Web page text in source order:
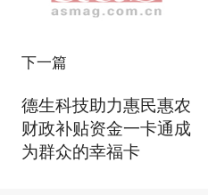
下一篇
德生科技助力惠民惠农
财政补贴资金一卡通成
为群众的幸福卡